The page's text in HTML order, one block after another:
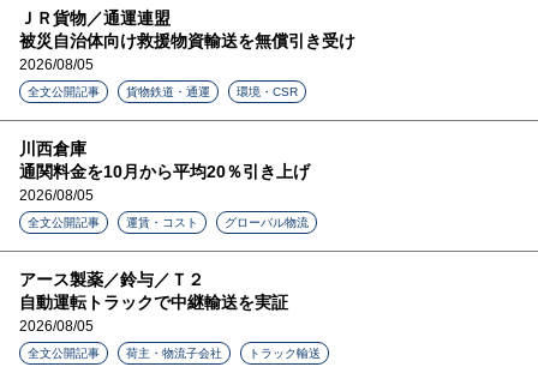
ＪＲ貨物／通運連盟
被災自治体向け救援物資輸送を無償引き受け
2026/08/05
全文公開記事 貨物鉄道・通運 環境・CSR
川西倉庫
通関料金を10月から平均20％引き上げ
2026/08/05
全文公開記事 運賃・コスト グローバル物流
アース製薬／鈴与／Ｔ２
自動運転トラックで中継輸送を実証
2026/08/05
全文公開記事 荷主・物流子会社 トラック輸送